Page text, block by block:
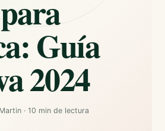
Guía
2024
· 10 min de lectura